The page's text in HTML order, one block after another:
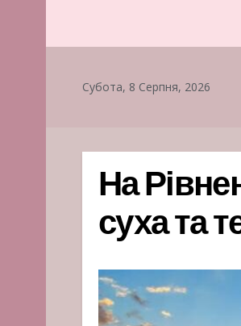
Субота, 8 Серпня, 2026
На
суха та